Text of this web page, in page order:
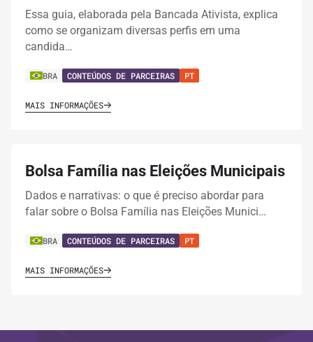
Essa guia, elaborada pela Bancada Ativista, explica
como se organizam diversas perfis em uma
candida…
BRA CONTEÚDOS DE PARCEIRAS PT
MAIS INFORMAÇÕES
Bolsa Família nas Eleições Municipais
Dados e narrativas: o que é preciso abordar para
falar sobre o Bolsa Família nas Eleições Munici…
BRA CONTEÚDOS DE PARCEIRAS PT
MAIS INFORMAÇÕES